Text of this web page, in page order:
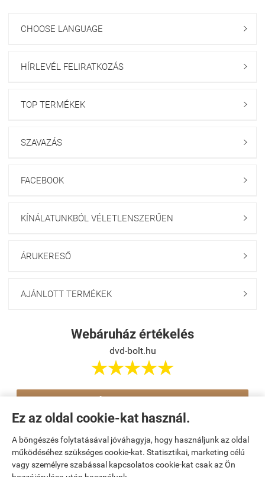
Ez az oldal cookie-kat használ.
A böngészés folytatásával jóváhagyja, hogy használjunk az oldal
működéséhez szükséges cookie-kat. Statisztikai, marketing célú
vagy személyre szabással kapcsolatos cookie-kat csak az Ön
CHOOSE LANGUAGE 
HÍRLEVÉL FELIRATKOZÁS 
TOP TERMÉKEK 
SZAVAZÁS 
FACEBOOK 
KÍNÁLATUNKBÓL VÉLETLENSZERŰEN 
ÁRUKERESŐ 
AJÁNLOTT TERMÉKEK 
Webáruház értékelés
dvd-bolt.hu

Navigáció